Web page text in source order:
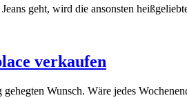
geht, wird die ansonsten
verkaufen
Wunsch. Wäre jedes